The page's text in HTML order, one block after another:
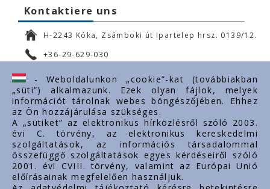
Kontaktiere uns
H-2243 Kóka, Zsámboki út Ipartelep hrsz. 0139/12.
+36-29-629-030
ertekesites@styron.hu
export@styron.hu
www.styron.hu
Important links
Über uns
- Weboldalunkon „cookie”-kat (továbbiakban
„süti”) alkalmazunk. Ezek olyan fájlok, melyek
információt tárolnak webes böngészőjében. Ehhez
az Ön hozzájárulása szükséges.
A „sütiket” az elektronikus hírközlésről szóló 2003.
évi C. törvény, az elektronikus kereskedelmi
szolgáltatások, az információs társadalommal
összefüggő szolgáltatások egyes kérdéseiről szóló
2001. évi CVIII. törvény, valamint az Európai Unió
előírásainak megfelelően használjuk.